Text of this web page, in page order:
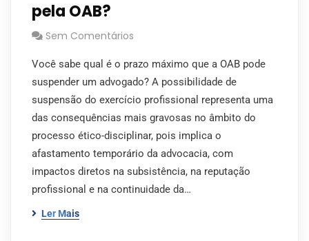
pela OAB?
Sem Comentários
Você sabe qual é o prazo máximo que a OAB pode
suspender um advogado? A possibilidade de
suspensão do exercício profissional representa uma
das consequências mais gravosas no âmbito do
processo ético-disciplinar, pois implica o
afastamento temporário da advocacia, com
impactos diretos na subsistência, na reputação
profissional e na continuidade da…
Ler Mais